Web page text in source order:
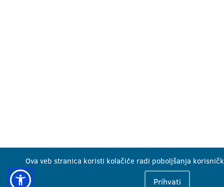
Ova veb stranica koristi kolačiće radi poboljšanja
Prihvati